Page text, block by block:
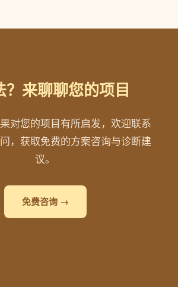
？来聊聊您的项目
对您的项目有所启发，欢迎联系
，获取免费的方案咨询与诊断建
议。
免费咨询 →